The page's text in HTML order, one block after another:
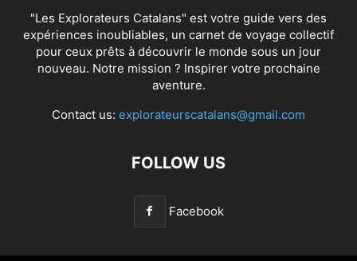
"Les Explorateurs Catalans" est votre guide vers des
expériences inoubliables, un carnet de voyage collectif
pour ceux prêts à découvrir le monde sous un jour
nouveau. Notre mission ? Inspirer votre prochaine
aventure.
Contact us: explorateurscatalans@gmail.com
FOLLOW US
Facebook